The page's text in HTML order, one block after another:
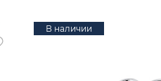
В наличии